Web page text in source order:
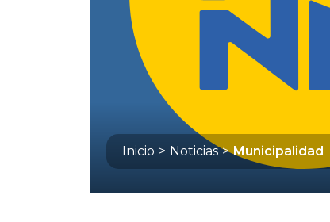
Inicio > Noticias > Municipalidad